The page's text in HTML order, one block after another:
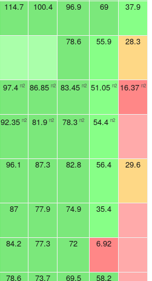
114.7 100.4 96.9 69 37.9
78.6 55.9 28.3
97.4 n2 86.85 n2 83.45 n2 51.05 n2 16.37 n2
92.35 n2 81.9 n2 78.3 n2 54.4 n2
96.1 87.3 82.8 56.4 29.6
87 77.9 74.9 35.4
84.2 77.3 72 6.92
78.6 73.7 69.5 58.2